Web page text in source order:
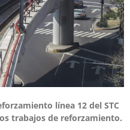
línea 12 del STC
trabajos de reforzamiento.